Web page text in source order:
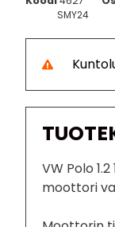
SMY24
VW Polo
moottori